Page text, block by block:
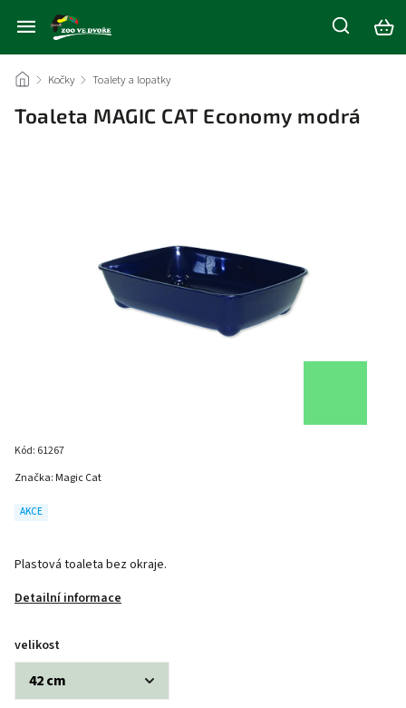
/ Kočky / Toalety a lopatky
Toaleta MAGIC CAT Economy modrá
Kód: 61267
Plastová toaleta bez okraje.
Detailní informace
AKCE
Značka: Magic Cat
velikost